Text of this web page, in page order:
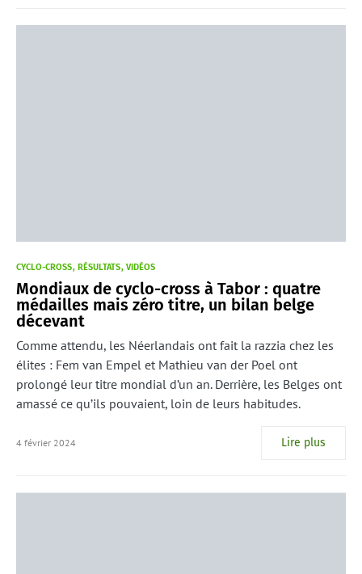
CYCLO-CROSS RÉSULTATS VIDÉOS
Mondiaux de cyclo-cross à Tabor : quatre
médailles mais zéro titre, un bilan belge
décevant
Comme attendu, les Néerlandais ont fait la razzia chez les
élites : Fem van Empel et Mathieu van der Poel ont
prolongé leur titre mondial d’un an. Derrière, les Belges ont
amassé ce qu’ils pouvaient, loin de leurs habitudes.
4 février 2024 Lire plus